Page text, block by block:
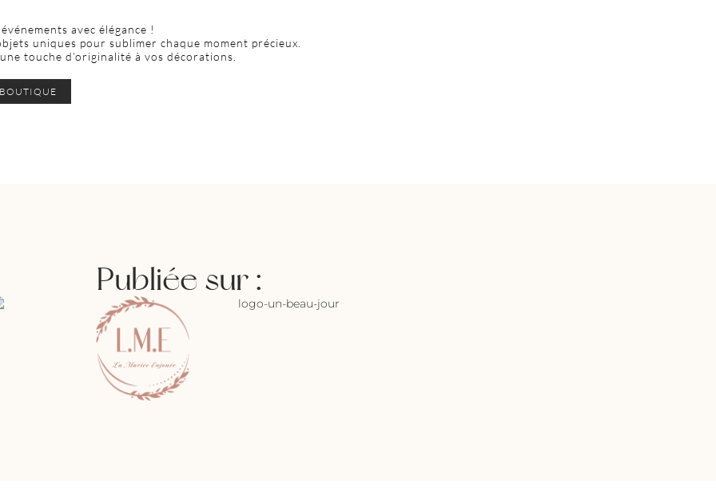
avec élégance !
uniques pour sublimer chaque moment précieux.
touche d’originalité à vos décorations.
BOUTIQUE
Publiée sur :